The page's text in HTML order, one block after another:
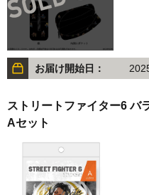
お届け開始日：
ストリートファイター6 バ
Aセット